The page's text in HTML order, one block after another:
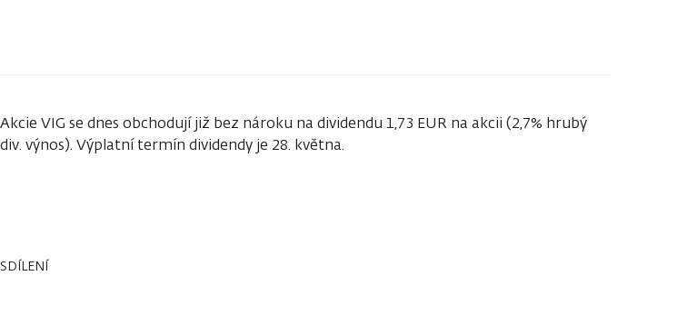
Akcie VIG se dnes obchodují již bez nároku na dividendu 1,73 EUR na akcii (2,7% hrubý
div. výnos). Výplatní termín dividendy je 28. května.
SDÍLENÍ